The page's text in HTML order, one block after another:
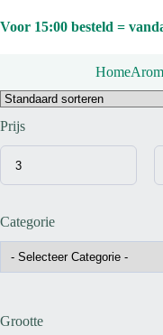
naar
Voor 15:00 besteld =
Home
Prijs
Categorie
Grootte